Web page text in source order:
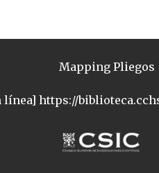
Mapping Pliegos
https://